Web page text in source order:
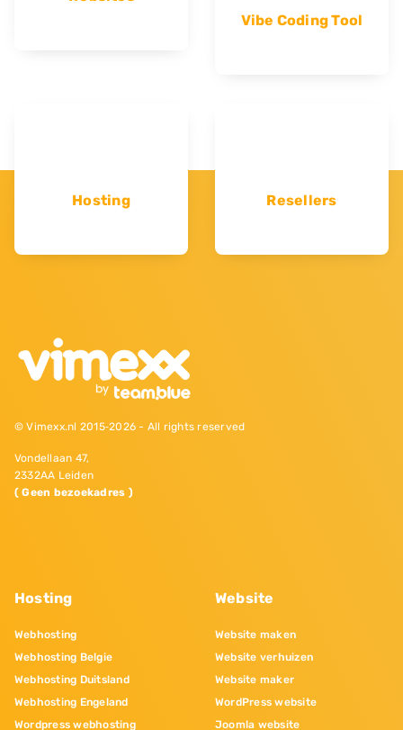
Vibe Coding Tool
Hosting Resellers
© Vimexx.nl 2015‐2026 - All rights reserved
Vondellaan 47,
2332AA Leiden
( Geen bezoekadres )
Hosting
Webhosting
Webhosting Belgie
Webhosting Duitsland
Webhosting Engeland
Wordpress webhosting
Website
Website maken
Website verhuizen
Website maker
WordPress website
Joomla website